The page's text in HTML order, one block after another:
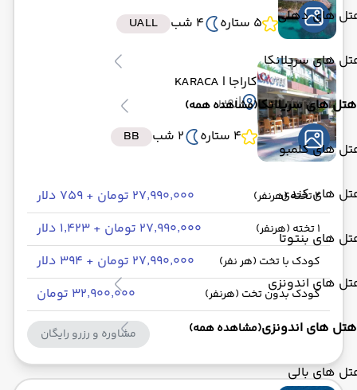
های دهلی
های سریلانکا
هتل های سریلانکا(مشاهده همه)
های کلمبو
های کندی
های بنتوتا
های اندونزی
هتل های اندونزی(مشاهده همه)
های بالی
5 ستاره
4 شب UALL
کاراجا | KARACA
ازمیر
4 ستاره
2 شب BB
2 تخته (هرنفر) ۲۷٬۹۹۰٬۰۰۰ تومان + ۷۵۹ دلار
1 تخته (هرنفر) ۲۷٬۹۹۰٬۰۰۰ تومان + ۱٬۴۲۳ دلار
کودک با تخت (هر نفر) ۲۷٬۹۹۰٬۰۰۰ تومان + ۳۹۴ دلار
کودک بدون تخت (هرنفر) ۳۲٬۹۰۰٬۰۰۰ تومان
مشاوره و رزرو رایگان